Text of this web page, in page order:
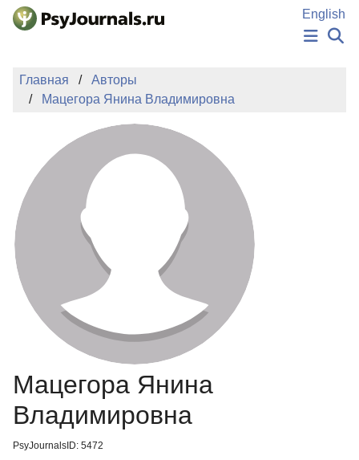
Перейти к основному содержанию
English
ИЗДАНИЯ
АВТОРЫ
ПОДАТЬ РУКОПИСЬ
БАЗА ЗНАНИЙ
КЛЮЧЕВЫЕ СЛОВА
Регистрация
Главная
Авторы
Мацегора Янина Владимировна
Мацегора Янина
Владимировна
PsyJournalsID: 5472